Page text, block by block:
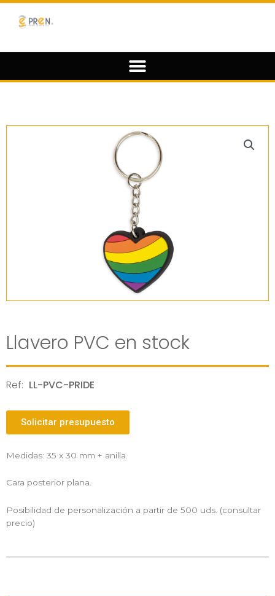
Llavero PVC en stock
Ref: LL-PVC-PRIDE
Solicitar presupuesto
Medidas: 35 x 30 mm + anilla.
Cara posterior plana.
Posibilidad de personalización a partir de 500 uds. (consultar
precio)